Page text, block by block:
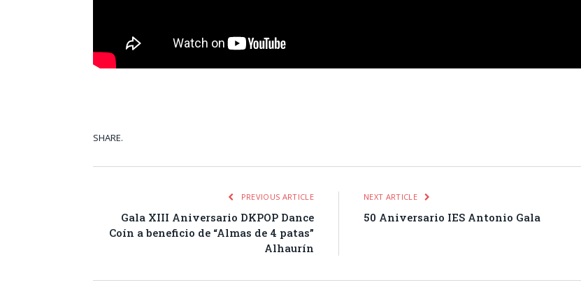
SHARE.
PREVIOUS ARTICLE
Gala XIII Aniversario DKPOP Dance
Coín a beneficio de “Almas de 4 patas”
Alhaurín
NEXT ARTICLE
50 Aniversario IES Antonio Gala